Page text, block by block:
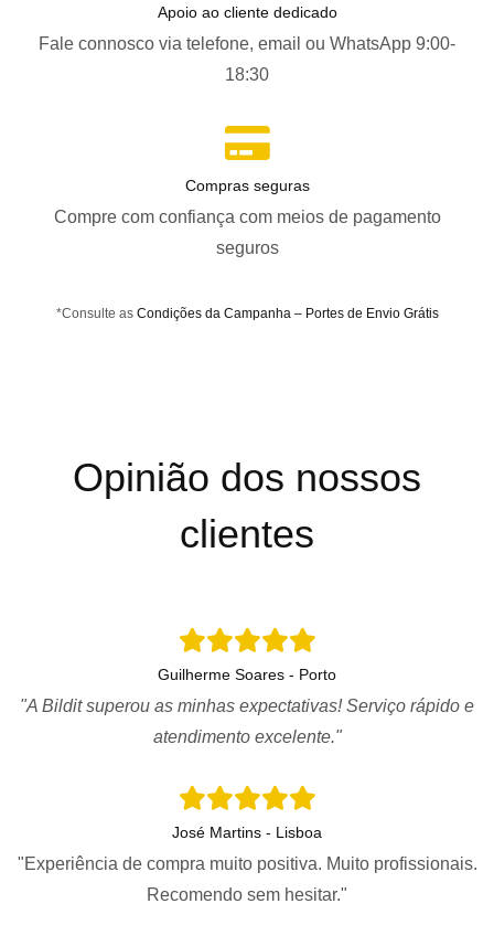
Apoio ao cliente dedicado
Fale connosco via telefone, email ou WhatsApp 9:00-
18:30
Compras seguras
Compre com confiança com meios de pagamento
seguros
*Consulte as Condições da Campanha – Portes de Envio Grátis
Opinião dos nossos
clientes
Guilherme Soares - Porto
"A Bildit superou as minhas expectativas! Serviço rápido e
atendimento excelente."
José Martins - Lisboa
"Experiência de compra muito positiva. Muito profissionais.
Recomendo sem hesitar."